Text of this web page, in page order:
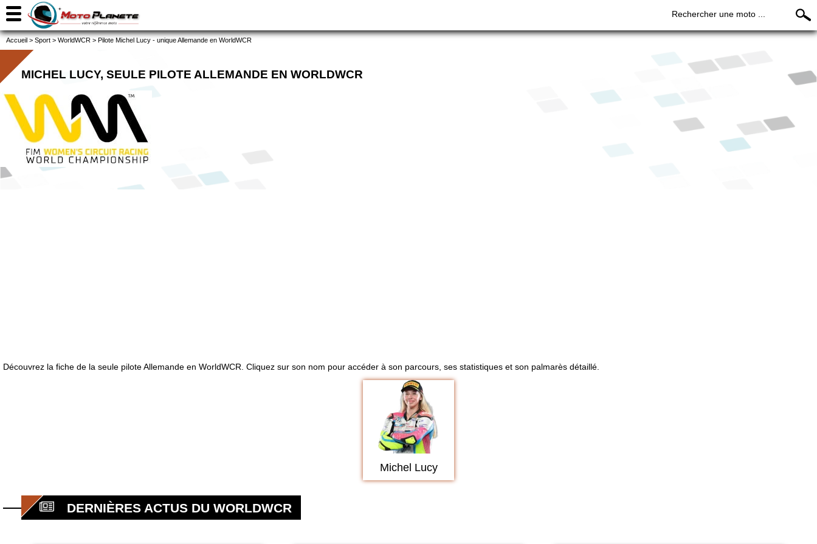
Rechercher une moto ...
Accueil > Sport > WorldWCR > Pilote Michel Lucy - unique Allemande en WorldWCR
MICHEL LUCY, SEULE PILOTE ALLEMANDE EN WORLDWCR
Découvrez la fiche de la seule pilote Allemande en WorldWCR. Cliquez sur son nom pour accéder à son parcours, ses statistiques et son palmarès détaillé.
Michel Lucy
DERNIÈRES ACTUS DU WORLDWCR